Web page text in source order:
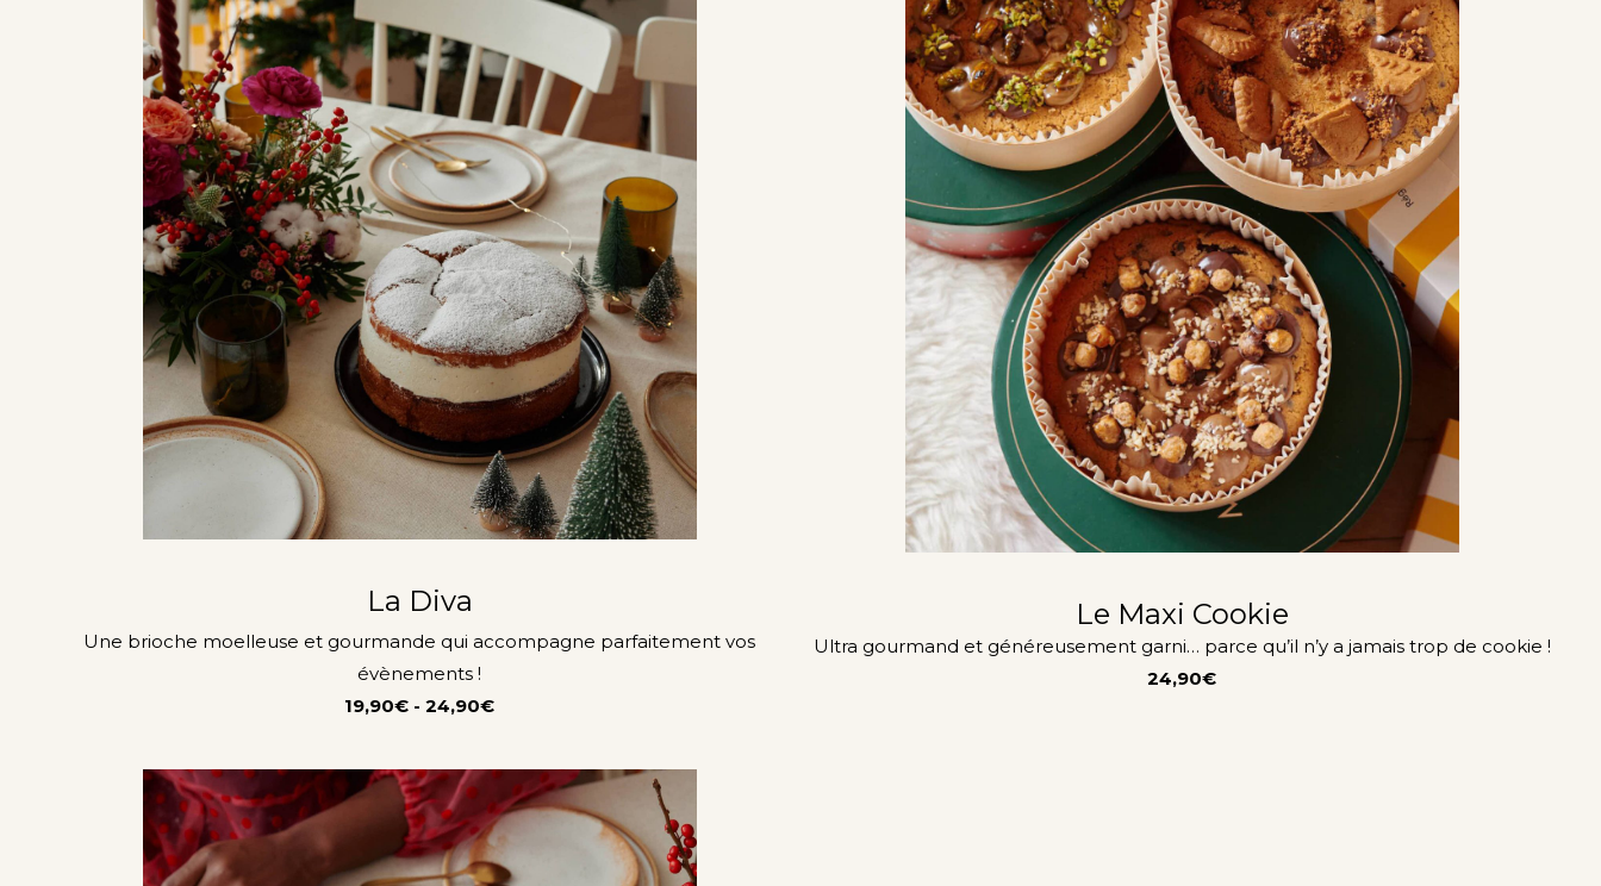
La Diva
Une brioche moelleuse et gourmande qui accompagne parfaitement vos
évènements !
19,90€ - 24,90€
Le Maxi Cookie
Ultra gourmand et généreusement garni… parce qu’il n’y a jamais trop de cookie !
24,90€